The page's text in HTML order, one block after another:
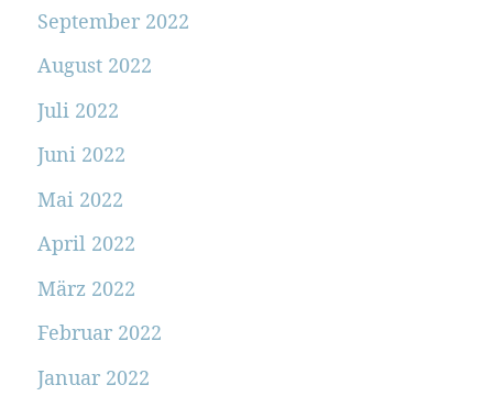
September 2022
August 2022
Juli 2022
Juni 2022
Mai 2022
April 2022
März 2022
Februar 2022
Januar 2022